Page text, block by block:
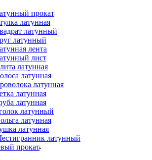
прокат
латунная
латунный
латунный
лента
лист
латунная
латунная
латунная
латунная
латунная
латунный
латунная
латунная
латунный
прокат